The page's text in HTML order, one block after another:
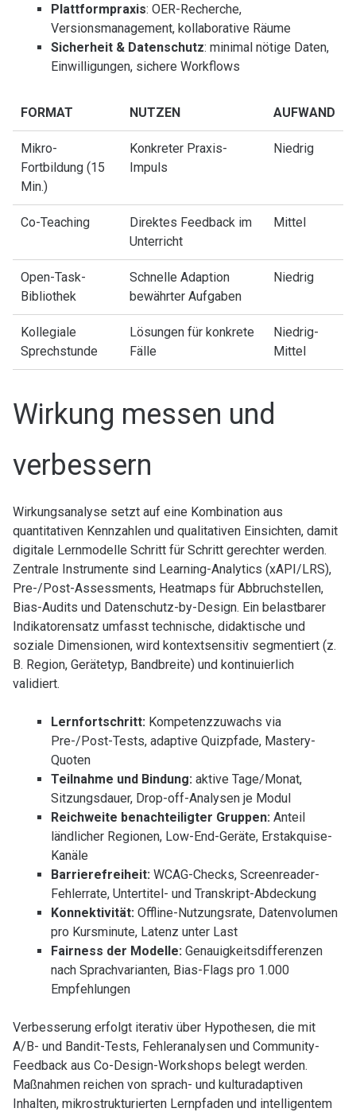
Plattformpraxis: OER-Recherche,
Versionsmanagement, kollaborative Räume
Sicherheit & Datenschutz: minimal nötige Daten,
Einwilligungen, sichere Workflows
FORMAT NUTZEN AUFWAND
Mikro-
Fortbildung (15
Min.)
Konkreter Praxis-
Impuls
Niedrig
Co-Teaching
Direktes Feedback im
Unterricht
Mittel
Open-Task-
Bibliothek
Schnelle Adaption
bewährter Aufgaben
Niedrig
Kollegiale
Sprechstunde
Lösungen für konkrete
Fälle
Niedrig-
Mittel
Wirkung messen und
verbessern
Wirkungsanalyse setzt auf eine Kombination aus
quantitativen Kennzahlen und qualitativen Einsichten, damit
digitale Lernmodelle Schritt für Schritt gerechter werden.
Zentrale Instrumente sind Learning-Analytics (xAPI/LRS),
Pre-/Post-Assessments, Heatmaps für Abbruchstellen,
Bias-Audits und Datenschutz-by-Design. Ein belastbarer
Indikatorensatz umfasst technische, didaktische und
soziale Dimensionen, wird kontextsensitiv segmentiert (z.
B. Region, Gerätetyp, Bandbreite) und kontinuierlich
validiert.
Lernfortschritt: Kompetenzzuwachs via
Pre-/Post-Tests, adaptive Quizpfade, Mastery-
Quoten
Teilnahme und Bindung: aktive Tage/Monat,
Sitzungsdauer, Drop-off-Analysen je Modul
Reichweite benachteiligter Gruppen: Anteil
ländlicher Regionen, Low-End-Geräte, Erstakquise-
Kanäle
Barrierefreiheit: WCAG-Checks, Screenreader-
Fehlerrate, Untertitel- und Transkript-Abdeckung
Konnektivität: Offline-Nutzungsrate, Datenvolumen
pro Kursminute, Latenz unter Last
Fairness der Modelle: Genauigkeitsdifferenzen
nach Sprachvarianten, Bias-Flags pro 1.000
Empfehlungen
Verbesserung erfolgt iterativ über Hypothesen, die mit
A/B- und Bandit-Tests, Fehleranalysen und Community-
Feedback aus Co-Design-Workshops belegt werden.
Maßnahmen reichen von sprach- und kulturadaptiven
Inhalten, mikrostrukturierten Lernpfaden und intelligentem